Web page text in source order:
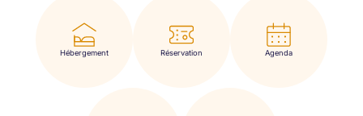
Hébergement Réservation Agenda